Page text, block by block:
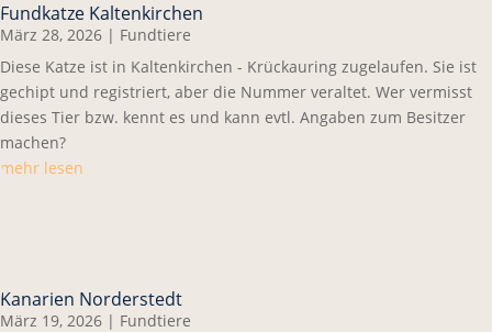
Fundkatze Kaltenkirchen
März 28, 2026 | Fundtiere
Diese Katze ist in Kaltenkirchen - Krückauring zugelaufen. Sie ist
gechipt und registriert, aber die Nummer veraltet. Wer vermisst
dieses Tier bzw. kennt es und kann evtl. Angaben zum Besitzer
machen?
mehr lesen
Kanarien Norderstedt
März 19, 2026 | Fundtiere